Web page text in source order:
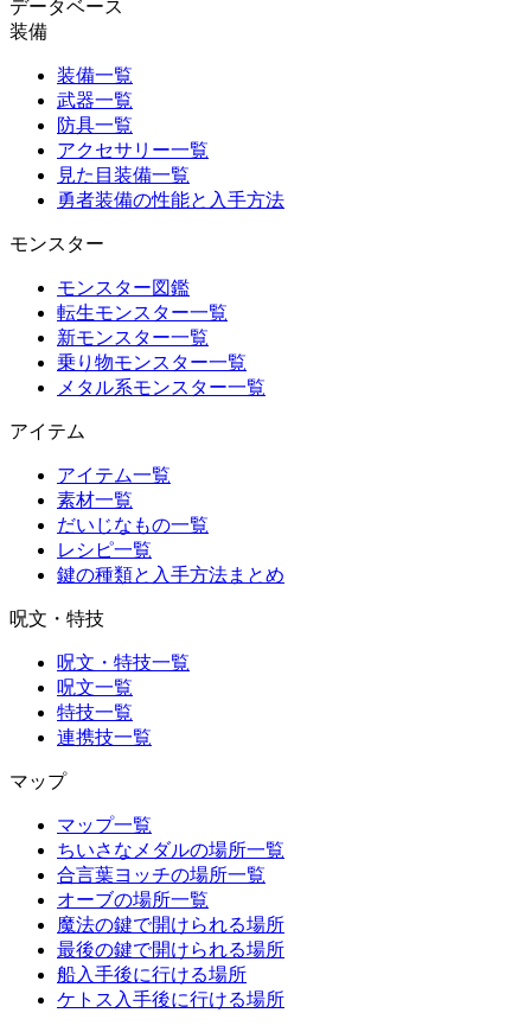
データベース
装備
装備一覧
武器一覧
防具一覧
アクセサリー一覧
見た目装備一覧
勇者装備の性能と入手方法
モンスター
モンスター図鑑
転生モンスター一覧
新モンスター一覧
乗り物モンスター一覧
メタル系モンスター一覧
アイテム
アイテム一覧
素材一覧
だいじなもの一覧
レシピ一覧
鍵の種類と入手方法まとめ
呪文・特技
呪文・特技一覧
呪文一覧
特技一覧
連携技一覧
マップ
マップ一覧
ちいさなメダルの場所一覧
合言葉ヨッチの場所一覧
オーブの場所一覧
魔法の鍵で開けられる場所
最後の鍵で開けられる場所
船入手後に行ける場所
ケトス入手後に行ける場所